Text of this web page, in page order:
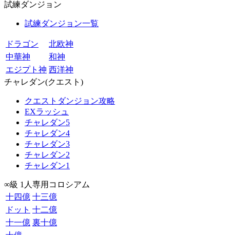
試練ダンジョン
試練ダンジョン一覧
ドラゴン
北欧神
中華神
和神
エジプト神 西洋神
チャレダン(クエスト)
クエストダンジョン攻略
EXラッシュ
チャレダン5
チャレダン4
チャレダン3
チャレダン2
チャレダン1
∞級 1人専用コロシアム
十四億 十三億
ドット 十二億
十一億 裏十億